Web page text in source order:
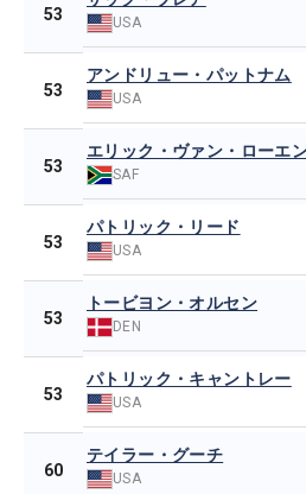
53 USA
53
アンドリュー・パットナム
USA
53
エリック・ヴァン・ローエ
SAF
53
パトリック・リード
USA
53
トービヨン・オルセン
DEN
53
パトリック・キャントレー
USA
60
テイラー・グーチ
USA